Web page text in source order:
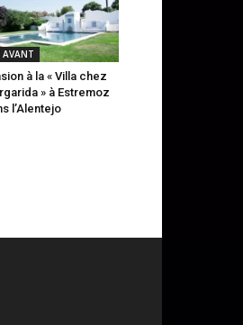
AVANT
à la « Villa chez
» à Estremoz
l’Alentejo